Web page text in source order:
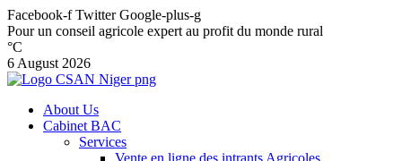
Facebook-f Twitter Google-plus-g
Pour un conseil agricole expert au profit du monde rural
°C
6 August 2026
About Us
Cabinet BAC
Services
Vente en ligne des intrants Agricoles